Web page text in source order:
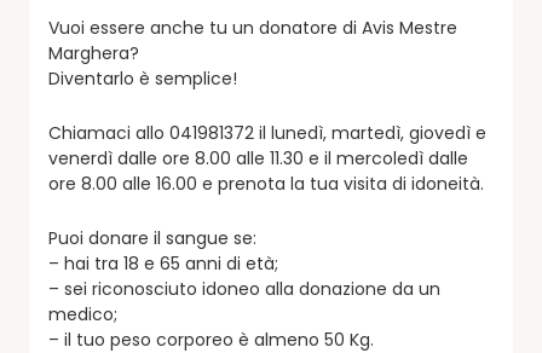
Vuoi essere anche tu un donatore di Avis Mestre
Marghera?
Diventarlo è semplice!
Chiamaci allo 041981372 il lunedì, martedì, giovedì e
venerdì dalle ore 8.00 alle 11.30 e il mercoledì dalle
ore 8.00 alle 16.00 e prenota la tua visita di idoneità.
Puoi donare il sangue se:
– hai tra 18 e 65 anni di età;
– sei riconosciuto idoneo alla donazione da un
medico;
– il tuo peso corporeo è almeno 50 Kg.